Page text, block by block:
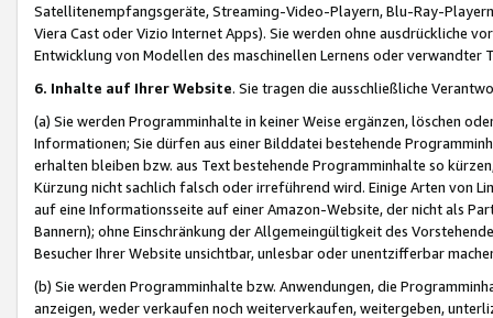
Satellitenempfangsgeräte, Streaming-Video-Playern, Blu-Ray-
Viera Cast oder Vizio Internet Apps). Sie werden ohne ausdrückliche
Entwicklung von Modellen des maschinellen Lernens oder
6. Inhalte auf Ihrer Website. Sie tragen die ausschließliche
(a) Sie werden Programminhalte in keiner Weise ergänzen, löschen
Informationen; Sie dürfen aus einer Bilddatei bestehende
erhalten bleiben bzw. aus Text bestehende Programminhalte so
Kürzung nicht sachlich falsch oder irreführend wird. Einige Arten von
auf eine Informationsseite auf einer Amazon-Website, der nicht als
Bannern); ohne Einschränkung der Allgemeingültigkeit des
Besucher Ihrer Website unsichtbar, unlesbar oder unentzifferbar
(b) Sie werden Programminhalte bzw. Anwendungen, die
anzeigen, weder verkaufen noch weiterverkaufen, weitergeben,